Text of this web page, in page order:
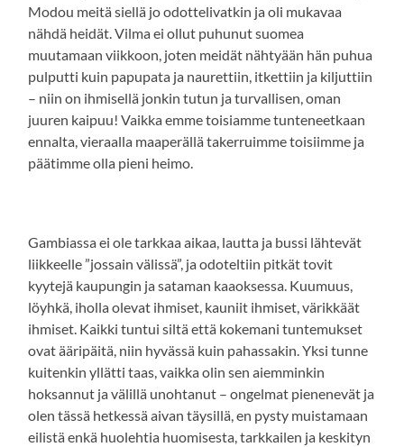
Modou meitä siellä jo odottelivatkin ja oli mukavaa
nähdä heidät. Vilma ei ollut puhunut suomea
muutamaan viikkoon, joten meidät nähtyään hän puhua
pulputti kuin papupata ja naurettiin, itkettiin ja kiljuttiin
– niin on ihmisellä jonkin tutun ja turvallisen, oman
juuren kaipuu! Vaikka emme toisiamme tunteneetkaan
ennalta, vieraalla maaperällä takerruimme toisiimme ja
päätimme olla pieni heimo.
Gambiassa ei ole tarkkaa aikaa, lautta ja bussi lähtevät
liikkeelle ”jossain välissä”, ja odoteltiin pitkät tovit
kyytejä kaupungin ja sataman kaaoksessa. Kuumuus,
löyhkä, iholla olevat ihmiset, kauniit ihmiset, värikkäät
ihmiset. Kaikki tuntui siltä että kokemani tuntemukset
ovat ääripäitä, niin hyvässä kuin pahassakin. Yksi tunne
kuitenkin yllätti taas, vaikka olin sen aiemminkin
hoksannut ja välillä unohtanut – ongelmat pienenevät ja
olen tässä hetkessä aivan täysillä, en pysty muistamaan
eilistä enkä huolehtia huomisesta, tarkkailen ja keskityn